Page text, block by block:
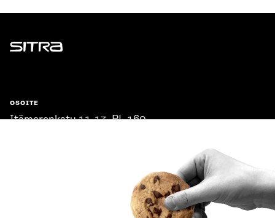
Sitra
OSOITE
Itämerenkatu 11-13, PL 160,